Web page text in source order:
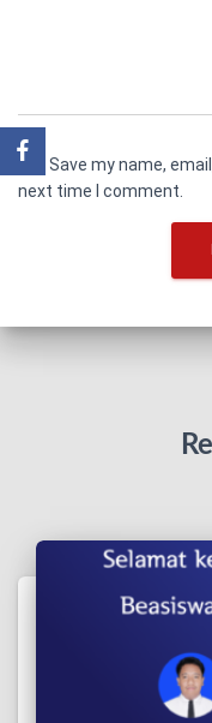
Save my name,
next time I comment.